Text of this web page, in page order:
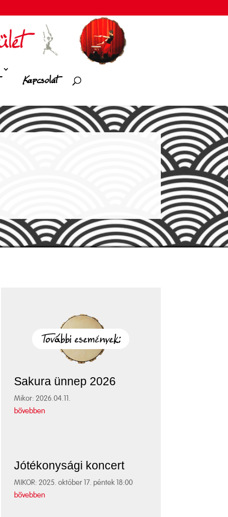
Kapcsolat
Sakura ünnep 2026
Mikor: 2026.04.11.
bővebben
Jótékonysági koncert
MIKOR: 2025. október 17. péntek 18:00
bővebben